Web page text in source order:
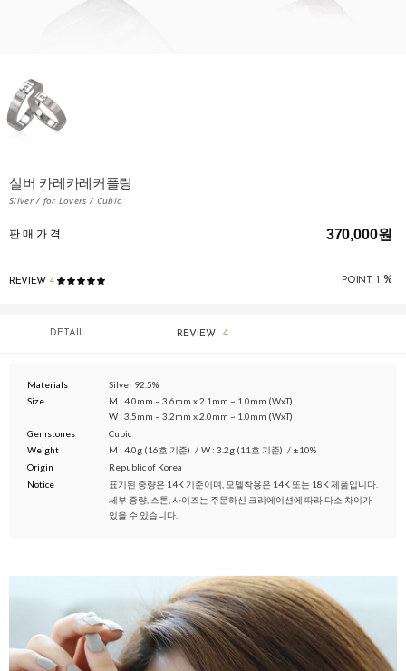
실버 카레카레커플링
Silver / for Lovers / Cubic
판 매 가 격 370,000원
POINT %
REVIEW 4
DETAIL REVIEW 4
Materials
Silver 92.5%
Size
M : 4.0mm ~ 3.6mm x 2.1mm ~ 1.0mm (WxT)
W : 3.5mm ~ 3.2mm x 2.0mm ~ 1.0mm (WxT)
Gemstones
Cubic
Weight
M : 4.0g (16호 기준) / W : 3.2g (11호 기준) / ±10%
Origin
Republic of Korea
Notice
표기된 중량은 14K 기준이며, 모델착용은 14K 또는 18K 제품입니다.
세부 중량, 스톤, 사이즈는 주문하신 크리에이션에 따라 다소 차이가
있을 수 있습니다.